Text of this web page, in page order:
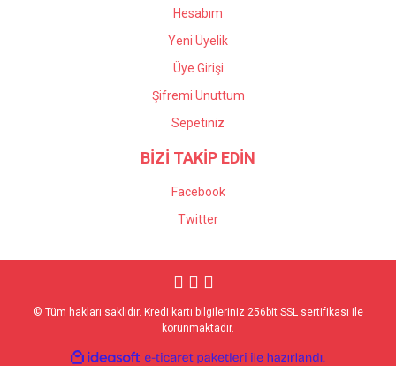
Hesabım
Yeni Üyelik
Üye Girişi
Şifremi Unuttum
Sepetiniz
BİZİ TAKİP EDİN
Facebook
Twitter
© Tüm hakları saklıdır. Kredi kartı bilgileriniz 256bit SSL sertifikası ile
korunmaktadır.
ideasoft e-